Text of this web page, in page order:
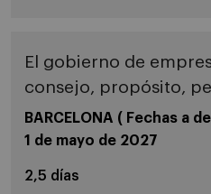
El gobierno de
consejo, propósito,
BARCELONA ( Fechas a
1 de mayo de 2027
2,5 días